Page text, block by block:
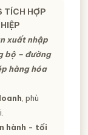
TÍCH HỢP
xuất nhập
bộ – đường
hàng hóa
, phù
hành - tối